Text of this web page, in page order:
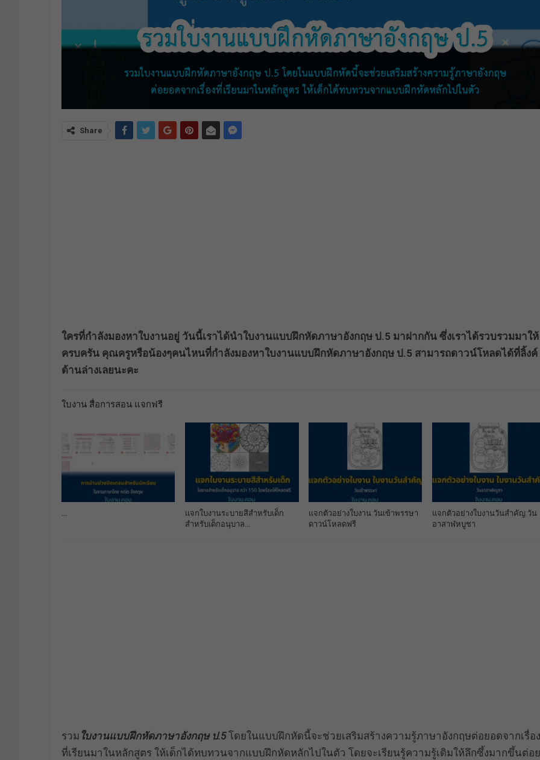
Share
ใครที่กำลังมองหาใบงานอยู่ วันนี้เราได้นำใบงานแบบฝึกหัดภาษาอังกฤษ ป.5 มาฝากกัน ซึ่งเราได้รวบรวมมาให้
ครบครัน คุณครูหรือน้องๆคนไหนที่กำลังมองหาใบงานแบบฝึกหัดภาษาอังกฤษ ป.5 สามารถดาวน์โหลดได้ที่ลิ้งค์
ด้านล่างเลยนะคะ
ใบงาน สื่อการสอน แจกฟรี
แจกใบงานระบายสีสำหรับเด็ก
สำหรับเด็กอนุบาล…
แจกตัวอย่างใบงาน วันเข้าพรรษา
ดาวน์โหลดฟรี
แจกตัวอย่างใบงานวันสำคัญ วัน
อาสาฬหบูชา
รวม ใบงานแบบฝึกหัดภาษาอังกฤษ ป.5โดยในแบบฝึกหัดนี้จะช่วยเสริมสร้างความรู้ภาษาอังกฤษต่อยอดจากเรื่อง
ที่เรียนมาในหลักสูตร ให้เด็กได้ทบทวนจากแบบฝึกหัดหลักไปในตัว โดยจะเรียนรู้ความรู้เดิมให้ลึกซึ้งมากขึ้นต่อย